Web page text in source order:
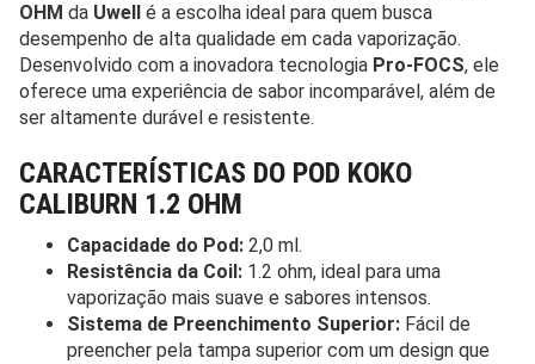
OHM da Uwell é a escolha ideal para quem busca
desempenho de alta qualidade em cada vaporização.
Desenvolvido com a inovadora tecnologia Pro-FOCS, ele
oferece uma experiência de sabor incomparável, além de
ser altamente durável e resistente.
CARACTERÍSTICAS DO POD KOKO
CALIBURN 1.2 OHM
Capacidade do Pod: 2,0 ml.
Resistência da Coil: 1.2 ohm, ideal para uma
vaporização mais suave e sabores intensos.
Sistema de Preenchimento Superior: Fácil de
preencher pela tampa superior com um design que